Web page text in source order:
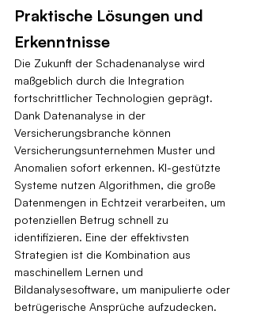
Praktische Lösungen und
Erkenntnisse
Die Zukunft der Schadenanalyse wird
maßgeblich durch die Integration
fortschrittlicher Technologien geprägt.
Dank Datenanalyse in der
Versicherungsbranche können
Versicherungsunternehmen Muster und
Anomalien sofort erkennen. KI-gestützte
Systeme nutzen Algorithmen, die große
Datenmengen in Echtzeit verarbeiten, um
potenziellen Betrug schnell zu
identifizieren. Eine der effektivsten
Strategien ist die Kombination aus
maschinellem Lernen und
Bildanalysesoftware, um manipulierte oder
betrügerische Ansprüche aufzudecken.